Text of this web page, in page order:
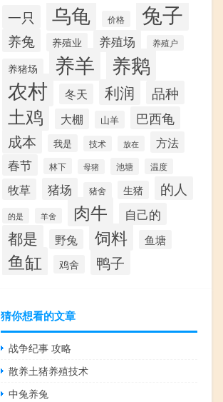
一只 乌龟 价格 兔子
养兔 养殖业 养殖场 养殖户
养猪场 养羊 养鹅
农村 冬天 利润 品种
土鸡 大棚 山羊 巴西龟
成本 我是 技术 放在
方法
春节
林下 母猪 池塘 温度
牧草 猪场 猪舍 生猪 的人
的是 羊舍 肉牛 自己的
都是 野兔 饲料 鱼塘
鱼缸 鸡舍 鸭子
猜你想看的文章
战争纪事 攻略
散养土猪养殖技术
中兔养兔